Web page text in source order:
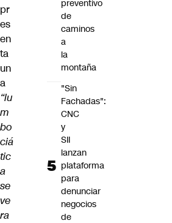
pr
es
en
ta
un
a
“lu
m
bo
ciá
tic
a
se
ve
ra
preventivo
de
caminos
a
la
montaña
"Sin
Fachadas":
CNC
y
SII
lanzan
plataforma
para
denunciar
negocios
de